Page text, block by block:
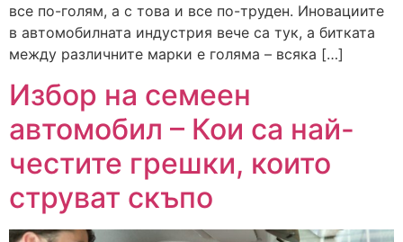
все по-голям, а с това и все по-труден. Иновациите
в автомобилната индустрия вече са тук, а битката
между различните марки е голяма – всяка […]
Избор на семеен
автомобил – Кои са най-
честите грешки, които
струват скъпо